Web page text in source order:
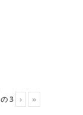
の3 › »